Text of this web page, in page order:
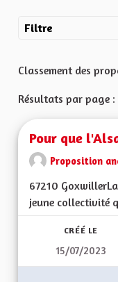
Filtre
Classement des
Résultats par page :
Pour que
Proposition
67210
jeune collectivité
CRÉÉ LE
15/07/2023